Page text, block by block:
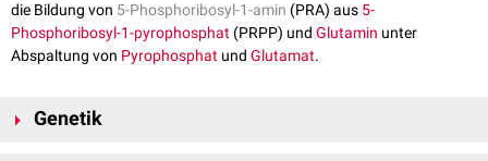
die Bildung von 5-Phosphoribosyl-1-amin (PRA) aus 5-
Phosphoribosyl-1-pyrophosphat (PRPP) und Glutamin unter
Abspaltung von Pyrophosphat und Glutamat.
Genetik